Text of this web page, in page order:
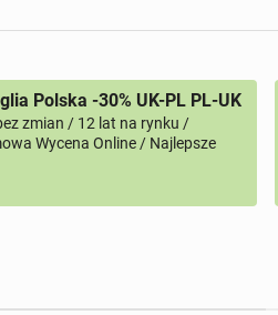
Polska -30% UK-PL PL-UK
zmian / 12 lat na rynku /
Wycena Online / Najlepsze